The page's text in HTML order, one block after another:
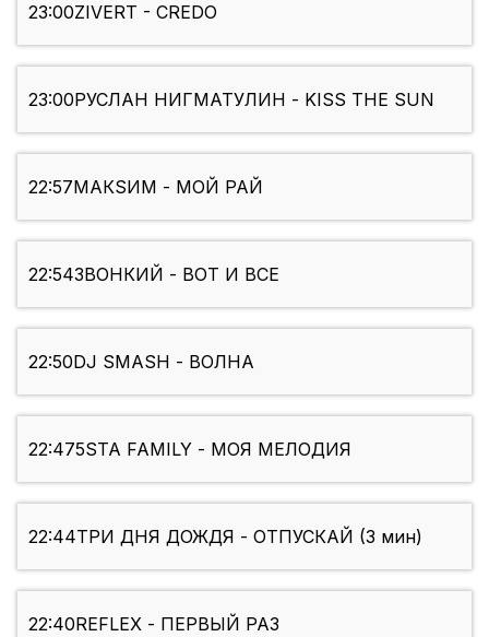
23:00ZIVERT - CREDO
23:00РУСЛАН НИГМАТУЛИН - KISS THE SUN
22:57МАКSИМ - МОЙ РАЙ
22:54ЗВОНКИЙ - ВОТ И ВСЕ
22:50DJ SMASH - ВОЛНА
22:475STA FAMILY - МОЯ МЕЛОДИЯ
22:44ТРИ ДНЯ ДОЖДЯ - ОТПУСКАЙ (3 мин)
22:40REFLEX - ПЕРВЫЙ РАЗ